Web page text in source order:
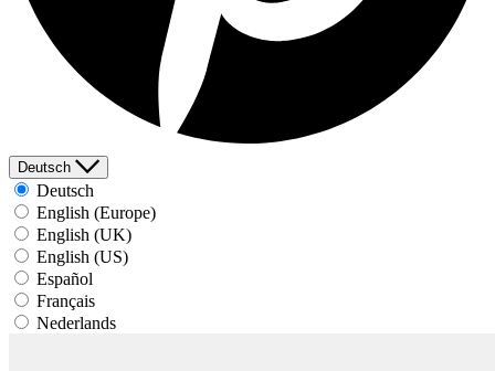
Deutsch
Deutsch
English (Europe)
English (UK)
English (US)
Español
Français
Nederlands